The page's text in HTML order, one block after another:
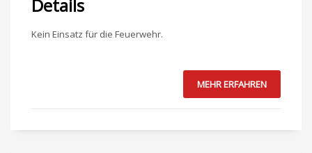
Details
Kein Einsatz für die Feuerwehr.
MEHR ERFAHREN